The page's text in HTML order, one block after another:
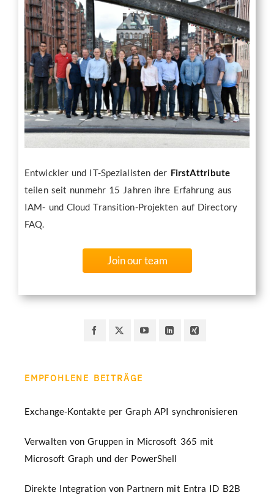
Entwickler und IT-Spezialisten der FirstAttribute
teilen seit nunmehr 15 Jahren ihre Erfahrung aus
IAM- und Cloud Transition-Projekten auf Directory
FAQ.
Join our team
EMPFOHLENE BEITRÄGE
Exchange-Kontakte per Graph API synchronisieren
Verwalten von Gruppen in Microsoft 365 mit
Microsoft Graph und der PowerShell
Direkte Integration von Partnern mit Entra ID B2B